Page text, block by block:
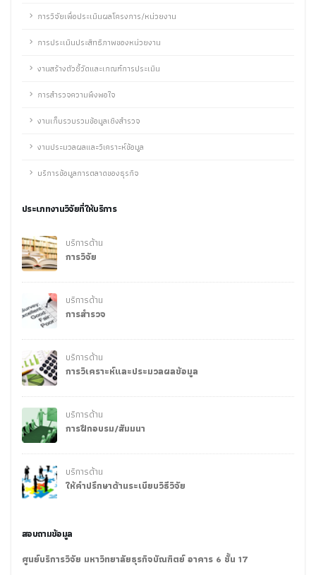
การวิจัยเพื่อประเมินผลโครงการ/หน่วยงาน
การประเมินประสิทธิภาพของหน่วยงาน
งานสร้างตัวชี้วัดและเกณฑ์การประเมิน
การสำรวจความพึงพอใจ
งานเก็บรวบรวมข้อมูลเชิงสำรวจ
งานประมวลผลและวิเคราะห์ข้อมูล
บริการข้อมูลการตลาดของธุรกิจ
ประเภทงานวิจัยที่ให้บริการ
บริการด้าน
การวิจัย
บริการด้าน
การสำรวจ
บริการด้าน
การวิเคราะห์และประมวลผลข้อมูล
บริการด้าน
การฝึกอบรม/สัมมนา
บริการด้าน
ให้คำปรึกษาด้านระเบียบวิธีวิจัย
สอบถามข้อมูล
ศูนย์บริการวิจัย มหาวิทยาลัยธุรกิจบัณฑิตย์ อาคาร 6 ชั้น 17